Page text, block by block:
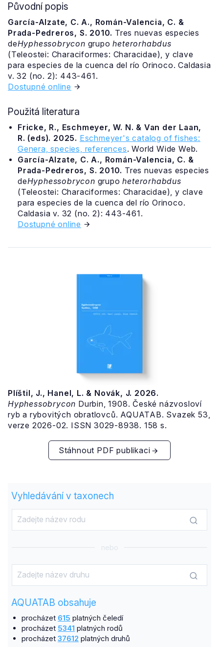
Původní popis
García-Alzate, C. A., Román-Valencia, C. &
Prada-Pedreros, S. 2010. Tres nuevas especies
deHyphessobrycon grupoheterorhabdus
(Teleostei: Characiformes: Characidae), y clave
para especies de la cuenca del río Orinoco. Caldasia
v. 32 (no. 2): 443-461.
Dostupné online
Použitá literatura
Fricke, R., Eschmeyer, W. N. & Van der Laan,
R. (eds). 2025. Eschmeyer's catalog of fishes:
Genera, species, references. World Wide Web.
García-Alzate, C. A., Román-Valencia, C. &
Prada-Pedreros, S. 2010. Tres nuevas especies
deHyphessobrycon grupoheterorhabdus
(Teleostei: Characiformes: Characidae), y clave
para especies de la cuenca del río Orinoco.
Caldasia v. 32 (no. 2): 443-461.
Dostupné online
Plíštil, J., Hanel, L. & Novák, J. 2026.
Hyphessobrycon Durbin, 1908. České názvosloví
ryb a rybovitých obratlovců. AQUATAB. Svazek 53,
verze 2026-02. ISSN 3029-8938. 158 s.
Stáhnout PDF publikaci
Vyhledávání v taxonech
nebo
AQUATAB obsahuje
procházet 615 platných čeledí
procházet 5341 platných rodů
procházet 37612 platných druhů